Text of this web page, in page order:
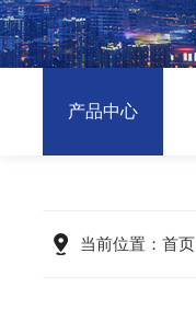
产品中心
当前位置： 首页